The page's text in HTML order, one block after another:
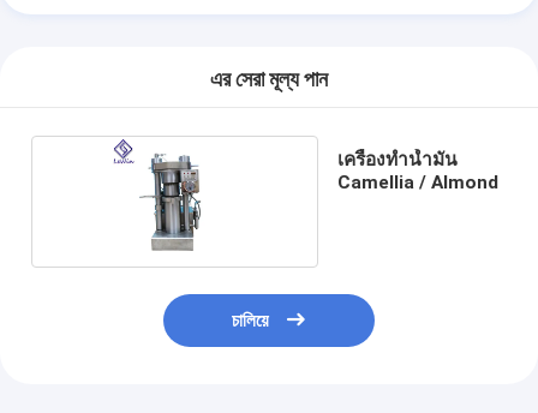
এর সেরা মূল্য পান
เครื่องทำน้ำมัน
Camellia / Almond
চালিয়ে